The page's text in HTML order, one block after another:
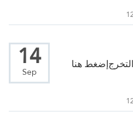
14
Sep
إضغط هنا